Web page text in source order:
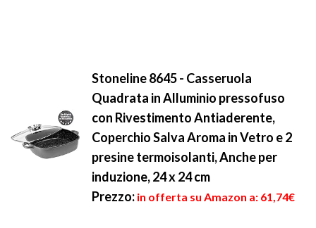
Stoneline 8645 - Casseruola
Quadrata in Alluminio pressofuso
con Rivestimento Antiaderente,
Coperchio Salva Aroma in Vetro e 2
presine termoisolanti, Anche per
induzione, 24 x 24 cm
Prezzo: in offerta su Amazon a: 61,74€